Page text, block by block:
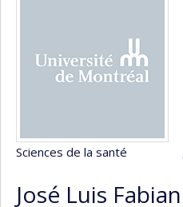
Sciences de la santé
José Luis Fabian